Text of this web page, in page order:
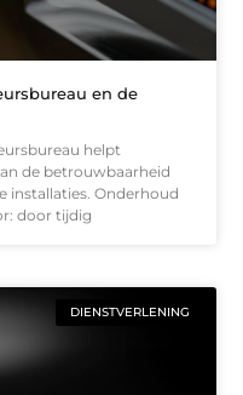
en de
helpt
de betrouwbaarheid
installaties. Onderhoud
door tijdig
DIENSTVERLENING